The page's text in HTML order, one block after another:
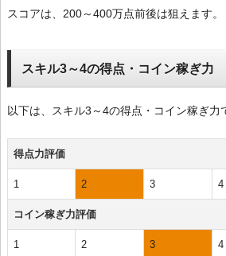
スコアは、200～400万点前後は狙えます。
スキル3～4の得点・コイン稼ぎ力
以下は、スキル3～4の得点・コイン稼ぎ力
得点力評価
1 2 3 4
コイン稼ぎ力評価
1 2 3 4